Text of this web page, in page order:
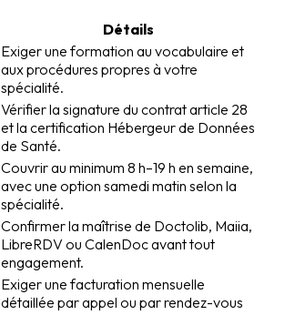
Détails
Exiger une formation au vocabulaire et
aux procédures propres à votre
spécialité.
Vérifier la signature du contrat article 28
et la certification Hébergeur de Données
de Santé.
Couvrir au minimum 8 h–19 h en semaine,
avec une option samedi matin selon la
spécialité.
Confirmer la maîtrise de Doctolib, Maiia,
LibreRDV ou CalenDoc avant tout
engagement.
Exiger une facturation mensuelle
détaillée par appel ou par rendez-vous